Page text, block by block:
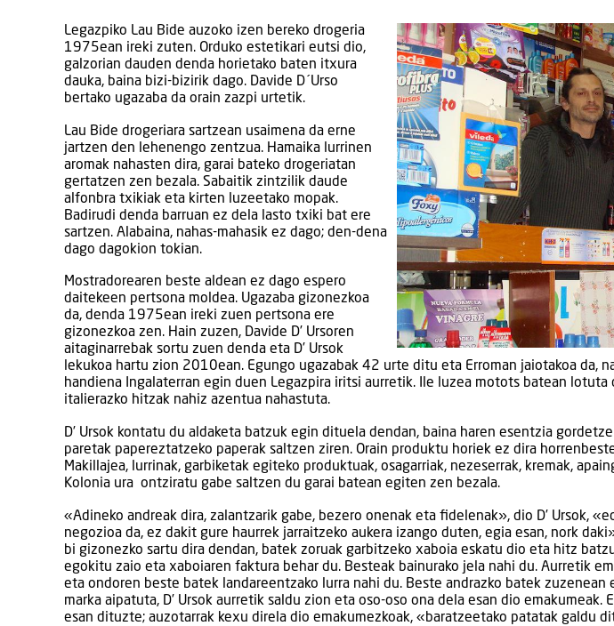
Legazpiko Lau Bide auzoko izen bereko drogeria
1975ean ireki zuten. Orduko estetikari eutsi dio,
galzorian dauden denda horietako baten itxura
dauka, baina bizi-bizirik dago. Davide D´Urso
bertako ugazaba da orain zazpi urtetik.
Lau Bide drogeriara sartzean usaimena da erne
jartzen den lehenengo zentzua. Hamaika lurrinen
aromak nahasten dira, garai bateko drogeriatan
gertatzen zen bezala. Sabaitik zintzilik daude
alfonbra txikiak eta kirten luzeetako mopak.
Badirudi denda barruan ez dela lasto txiki bat ere
sartzen. Alabaina, nahas-mahasik ez dago; den-dena
dago dagokion tokian.
Mostradorearen beste aldean ez dago espero
daitekeen pertsona moldea. Ugazaba gizonezkoa
da, denda 1975ean ireki zuen pertsona ere
gizonezkoa zen. Hain zuzen, Davide D’ Ursoren
aitaginarrebak sortu zuen denda eta D’ Ursok
lekukoa hartu zion 2010ean. Egungo ugazabak 42 urte ditu eta Erroman jaiotakoa da,
handiena Ingalaterran egin duen Legazpira iritsi aurretik. Ile luzea motots batean
italierazko hitzak nahiz azentua nahastuta.
D’ Ursok kontatu du aldaketa batzuk egin dituela dendan, baina haren esentzia
paretak papereztatzeko paperak saltzen ziren. Orain produktu horiek ez dira
Makillajea, lurrinak, garbiketak egiteko produktuak, osagarriak, nezeserrak, kremak,
Kolonia ura ontziratu gabe saltzen du garai batean egiten zen bezala.
«Adineko andreak dira, zalantzarik gabe, bezero onenak eta fidelenak», dio D’ Ursok,
negozioa da, ez dakit gure haurrek jarraitzeko aukera izango duten, egia esan, nork
bi gizonezko sartu dira dendan, batek zoruak garbitzeko xaboia eskatu dio eta hitz
egokitu zaio eta xaboiaren faktura behar du. Besteak bainurako jela nahi du. Aurretik
eta ondoren beste batek landareentzako lurra nahi du. Beste andrazko batek
marka aipatuta, D’ Ursok aurretik saldu zion eta oso-oso ona dela esan dio
esan dituzte; auzotarrak kexu direla dio emakumezkoak, «baratzeetako patatak galdu